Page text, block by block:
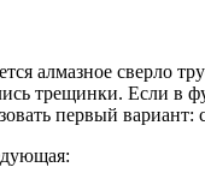
алмазное сверло
трещинки. Если в
первый вариант: